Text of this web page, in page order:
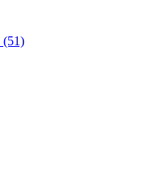
(51)